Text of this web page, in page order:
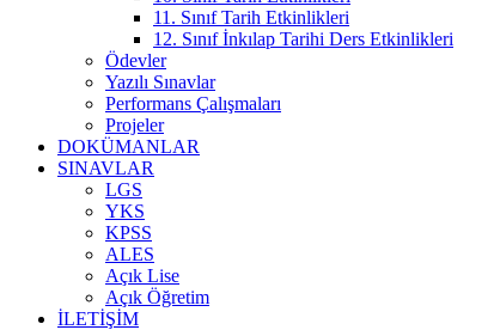
11. Sınıf Tarih Etkinlikleri
12. Sınıf İnkılap Tarihi Ders Etkinlikleri
Ödevler
Yazılı Sınavlar
Performans Çalışmaları
Projeler
DOKÜMANLAR
SINAVLAR
LGS
YKS
KPSS
ALES
Açık Lise
Açık Öğretim
İLETIŞIM